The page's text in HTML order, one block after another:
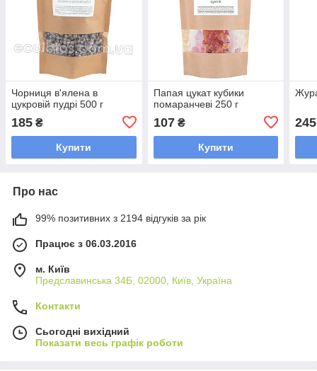
Чорниця в'ялена в
цукровій пудрі 500 г
185 ₴
Купити
Папая цукат кубики
помаранчеві 250 г
107₴
Купити
245
Про нас
99% позитивних з 2194 відгуків за рік
Працює з 06.03.2016
м. Київ
Предславинська 34Б, 02000, Київ, Україна
Контакти
Сьогодні вихідний
Показати весь графік роботи